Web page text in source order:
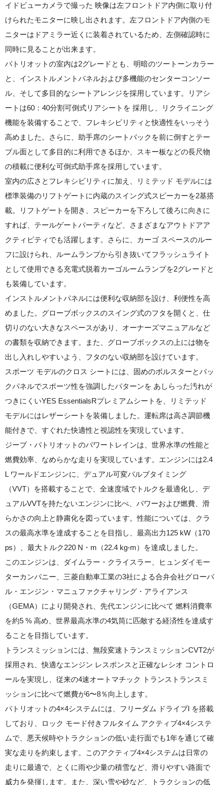
イドビューカメラで撮った 映像は左フロントドア内側に取り付
けられたモニターに映し出されます。左フロントドア内側のモ
ニターはドアミラー近くに装着されているため、左側確認時に
同時に見ることが出来ます。
パトリオットの室内は2グレードとも、明暗のツートーンカラー
と、インストルメントパネルおよび多機能のセンターコンソー
ル、そして多目的なシートアレンジを採用しています。リアシ
ートは60：40分割可倒式リアシートを 採用し、リクライニング
機能を装備することで、フレキシビリティと快適性をいっそう
高めました。さらに、助手席のシートバックを前に倒すとテー
ブル面として多目的に利用できるほか、スキー板などの長尺物
の積載に便利な可倒式助手席を採用しています。
室内の広さとフレキシビリティに加え、リミテッド モデルには
標準装備のリフトゲートに内蔵のスイング式スピーカーを2基搭
載。リフトゲートを開き、スピーカーを下ろして後ろに向きに
すれば、テールゲートパーティなど、さまざまなアウトドアア
クティビティでも活躍します。さらに、カーゴ スペースのルー
フに設けられ、ルームランプから引き抜いてフラッシュライト
として使用できる充電式脱着カーゴルームランプを2グレードと
も装備しています。
インストルメントパネルには便利な収納部を設け、利便性を高
めました。グローブボックスのスイング式のフタを開くと、仕
切りのない大きなスペースがあり、オーナーズマニュアルなど
の書類を収納できます。また、グローブボックスの上には物を
出し入れしやすいよう、フタのない収納部を設けています。
スポーツ モデルのクロス シートには、固めのボルスターとバッ
クパネルでスポーツ性を強調したパターンを あしらった汚れが
つきにくいYES EssentialsRプレミアムシートを、リミテッド
モデルにはレザーシートを装備しました。運転席は高さ調節機
能付きで、すぐれた快適性と視認性を実現しています。
ジープ・パトリオットのパワートレインは、世界水準の性能と
燃費効率、なめらかな走りを実現しています。エンジンには2.4
L ワールドエンジンに、デュアル可変バルブタイミング
（VVT）を搭載することで、全速度域でトルクを最適化し、デ
ュアルVVTを持たないエンジンに比べ、パワーおよび燃費、滑
らかさの向上と静粛化を図っています。性能については、クラ
スの最高水準を達成することを目指し、最高出力125 kW（170
ps）、最大トルク220 N・m（22.4 kg-m）を達成しました。
このエンジンは、ダイムラー・クライスラー、ヒュンダイモー
ターカンパニー、三菱自動車工業の3社による合弁会社グローバ
ル・エンジン・マニュファクチャリング・アライアンス
（GEMA）により開発され、先代エンジンに比べて 燃料消費率
を約5 % 高め、世界最高水準の4気筒に匹敵する経済性を達成す
ることを目指しています。
トランスミッションには、無段変速トランスミッションCVT2が
採用され、快適なエンジン レスポンスと正確なレシオ コントロ
ールを実現し、従来の4速オートマチック トランストランスミ
ッションに比べて燃費が6〜8％向上します。
パトリオットの4×4システムには、フリーダム ドライブI を搭載
しており、ロック モード付きフルタイム アクティブ4×4システ
ムで、悪天候時やトラクションの低い走行面でも1年を通じて確
実な走りを約束します。このアクティブ4×4システムは日常の
走りに最適で、とくに雨や少量の積雪など、滑りやすい路面で
威力を発揮します。また、深い雪や砂など、トラクションの低